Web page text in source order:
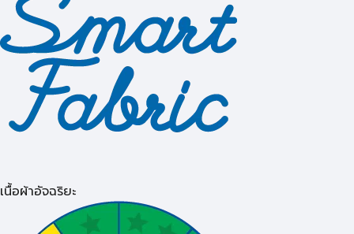
เนื้อผ้าอัจฉริยะ